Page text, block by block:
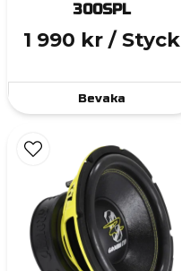
300SPL
1 990 kr / Styck
Bevaka